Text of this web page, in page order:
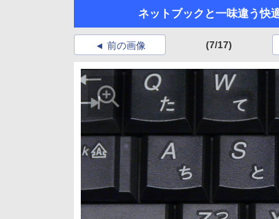
ネットブックと一味違う快
前の画像 (7/17)